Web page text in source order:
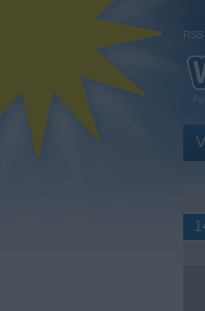
RSS